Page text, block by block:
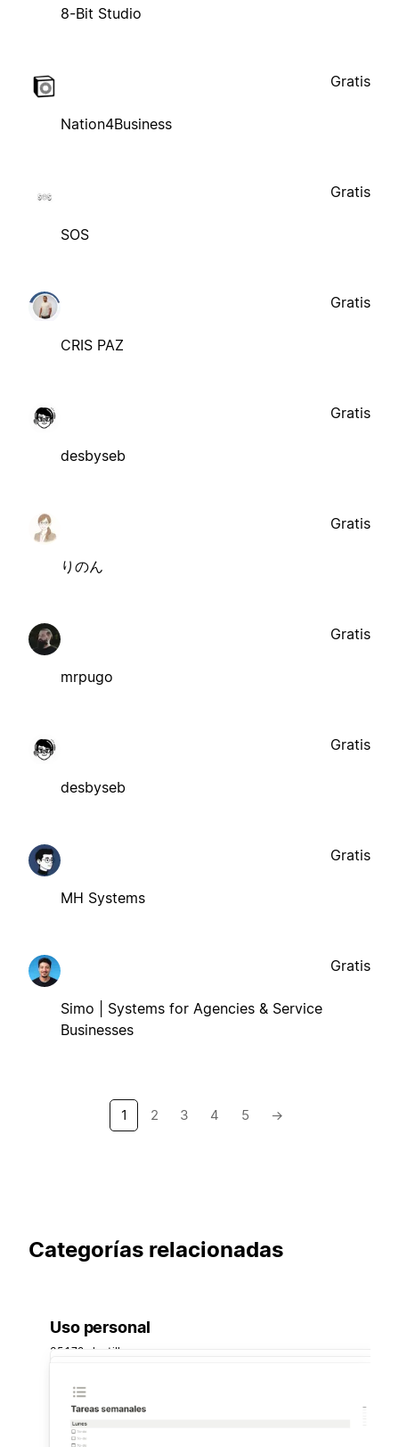
8-Bit Studio
Nation4Business
Gratis
SOS
Gratis
CRIS PAZ
Gratis
desbyseb
Gratis
りのん
Gratis
mrpugo
Gratis
desbyseb
Gratis
MH Systems
Gratis
Simo | Systems for Agencies & Service
Businesses
Gratis
1 2 3 4 5 →
Categorías relacionadas
Uso personal
35.172 plantillas